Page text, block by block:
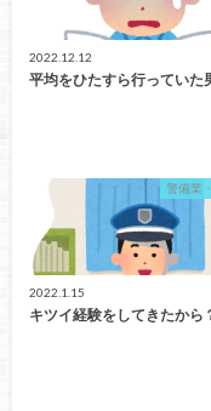
2022.12.12
平均をひたすら行っていた
警備業
2022.1.15
キツイ経験をしてきたから